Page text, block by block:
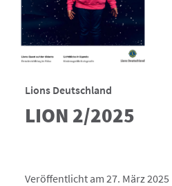
Lions Deutschland
LION 2/2025
Veröffentlicht am 27. März 2025